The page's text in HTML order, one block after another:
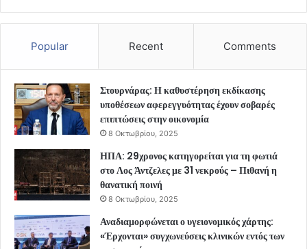
Popular Recent Comments
Στουρνάρας: Η καθυστέρηση εκδίκασης
υποθέσεων αφερεγγυότητας έχουν σοβαρές
επιπτώσεις στην οικονομία
8 Οκτωβρίου, 2025
ΗΠΑ: 29χρονος κατηγορείται για τη φωτιά
στο Λος Άντζελες με 31 νεκρούς – Πιθανή η
θανατική ποινή
8 Οκτωβρίου, 2025
Αναδιαμορφώνεται ο υγειονομικός χάρτης:
«Έρχονται» συγχωνεύσεις κλινικών εντός των